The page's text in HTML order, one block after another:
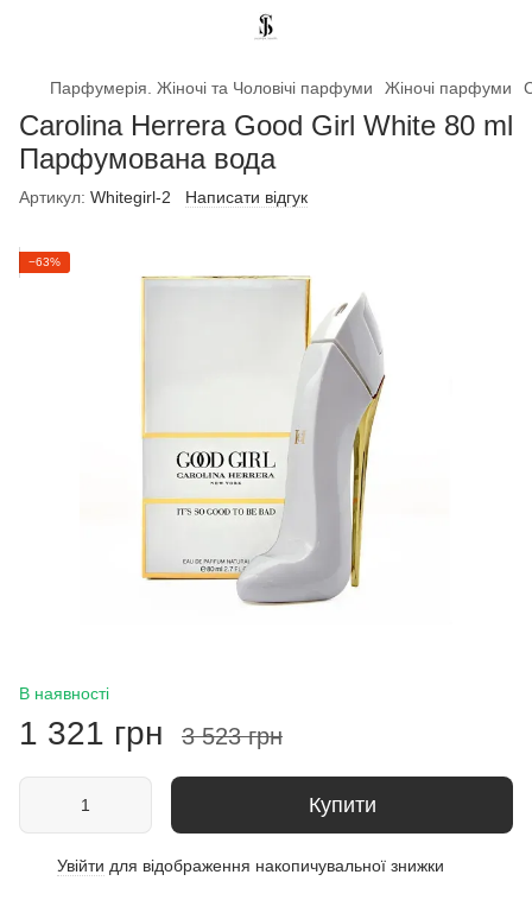
Парфумерія. Жіночі та Чоловічі парфуми Жіночі парфуми
Carolina Herrera Good Girl White 80 ml
Парфумована вода
Артикул: Whitegirl-2 Написати відгук
−63%
В наявності
1 321 грн 3 523 грн
Купити
Увійти для відображення накопичувальної знижки